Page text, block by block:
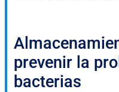
prevenir la
bacterias